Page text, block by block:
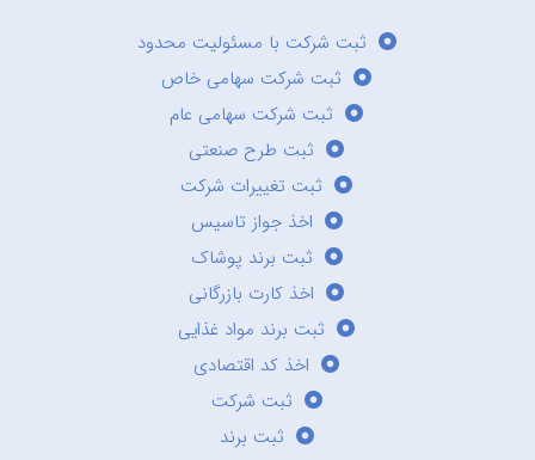
ثبت شرکت با مسئولیت محدود
ثبت شرکت سهامی خاص
ثبت شرکت سهامی عام
ثبت طرح صنعتی
ثبت تغییرات شرکت
اخذ جواز تاسیس
ثبت برند پوشاک
اخذ کارت بازرگانی
ثبت برند مواد غذایی
اخذ کد اقتصادی
ثبت شرکت
ثبت برند